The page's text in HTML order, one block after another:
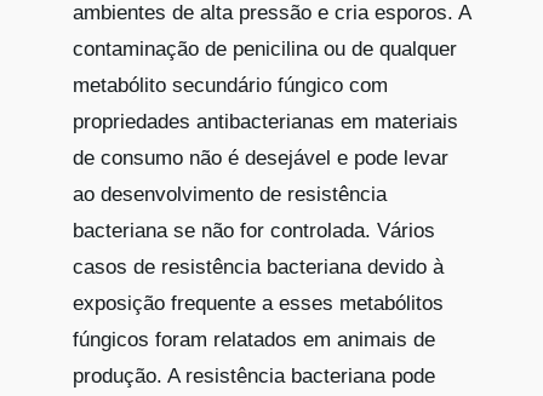
ambientes de alta pressão e cria esporos. A
contaminação de penicilina ou de qualquer
metabólito secundário fúngico com
propriedades antibacterianas em materiais
de consumo não é desejável e pode levar
ao desenvolvimento de resistência
bacteriana se não for controlada. Vários
casos de resistência bacteriana devido à
exposição frequente a esses metabólitos
fúngicos foram relatados em animais de
produção. A resistência bacteriana pode